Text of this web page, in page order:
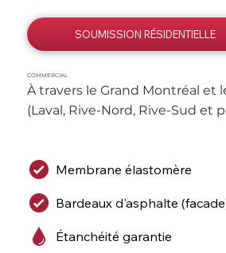
SOUMISSION RÉSIDENTIELLE
COMMERCIAL
À travers le Grand Montréal et
(Laval, Rive-Nord, Rive-Sud et
Membrane élastomère
Bardeaux d'asphalte
Étanchéité garantie